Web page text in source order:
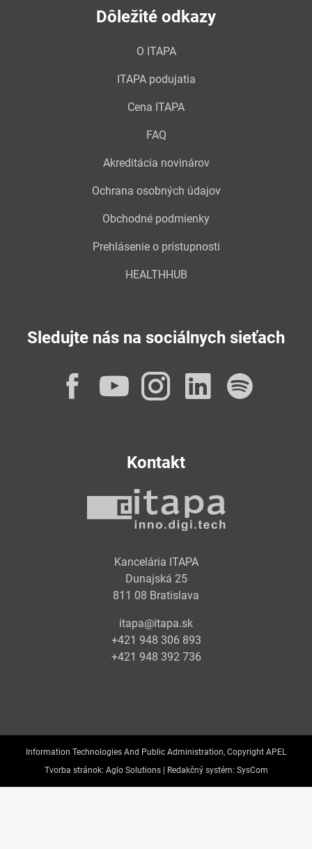
Dôležité odkazy
O ITAPA
ITAPA podujatia
Cena ITAPA
FAQ
Akreditácia novinárov
Ochrana osobných údajov
Obchodné podmienky
Prehlásenie o prístupnosti
HEALTHHUB
Sledujte nás na sociálnych sieťach
Facebook
YouTube
Instagram
Kontakt
Kancelária ITAPA
Dunajská 25
811 08 Bratislava
itapa@itapa.sk
+421 948 306 893
+421 948 392 736
Information Technologies And Public Administration, Copyright APEL
Tvorba stránok: Aglo Solutions | Redakčný systém: SysCom